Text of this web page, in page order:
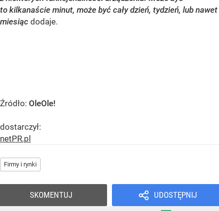
to kilkanaście minut, może być cały dzień, tydzień, lub nawet
miesiąc dodaje.
Źródło: OleOle!
dostarczył:
netPR.pl
Firmy i rynki
UDOSTĘPNIJ
SKOMENTUJ